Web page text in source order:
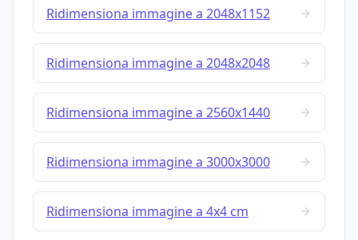
Ridimensiona immagine a 2048x1152
Ridimensiona immagine a 2048x2048
Ridimensiona immagine a 2560x1440
Ridimensiona immagine a 3000x3000
Ridimensiona immagine a 4x4 cm